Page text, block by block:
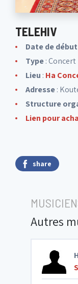
TELEHIV
Date de début
Type: Concert
Lieu : Ha
Adresse:
Structure
Lien pour
share
Autres